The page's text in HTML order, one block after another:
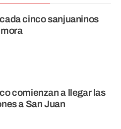
cinco sanjuaninos
comienzan a llegar las
a San Juan